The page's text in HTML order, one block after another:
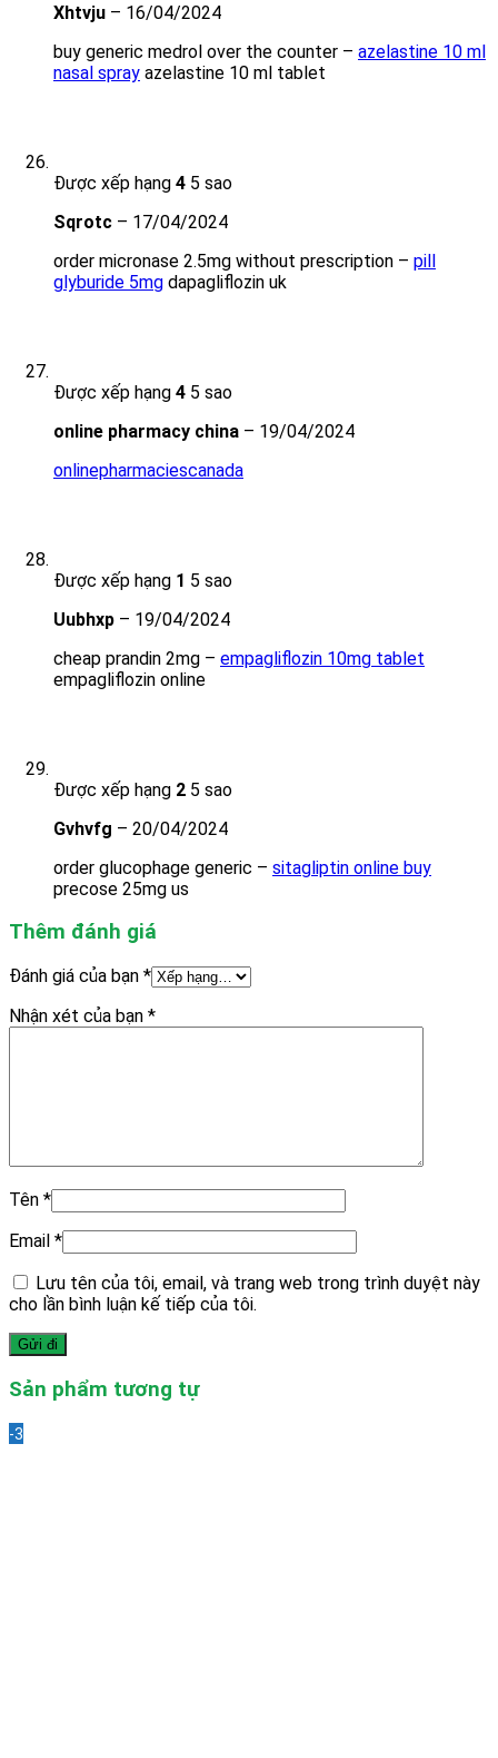
Xhtvju – 16/04/2024
buy generic medrol over the counter – azelastine 10 ml
nasal spray azelastine 10 ml tablet
Được xếp hạng 4 5 sao
Sqrotc – 17/04/2024
order micronase 2.5mg without prescription – pill
glyburide 5mg dapagliflozin uk
Được xếp hạng 4 5 sao
online pharmacy china – 19/04/2024
onlinepharmaciescanada
Được xếp hạng 1 5 sao
Uubhxp – 19/04/2024
cheap prandin 2mg – empagliflozin 10mg tablet
empagliflozin online
Được xếp hạng 2 5 sao
Gvhvfg – 20/04/2024
order glucophage generic – sitagliptin online buy
precose 25mg us
Thêm đánh giá
Đánh giá của bạn *
Nhận xét của bạn *
Tên *
Email *
Lưu tên của tôi, email, và trang web trong trình duyệt này
cho lần bình luận kế tiếp của tôi.
Sản phẩm tương tự
-33%